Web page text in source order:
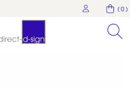
( 0 )